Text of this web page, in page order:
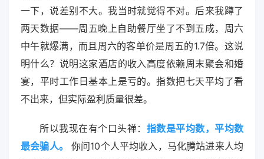
一下，说差别不大。我当时就觉得不对。后来我蹲了
两天数据——周五晚上自助餐厅坐了不到五成，周六
中午就爆满，而且周六的客单价是周五的1.7倍。这说
明什么？说明这家酒店的收入高度依赖周末聚会和婚
宴，平时工作日基本上是亏的。指数把七天平均了看
不出来，但实际盈利质量很差。
所以我现在有个口头禅： 指数是平均数，平均数
最会骗人。
你问10个人平均收入，马化腾站进来人均